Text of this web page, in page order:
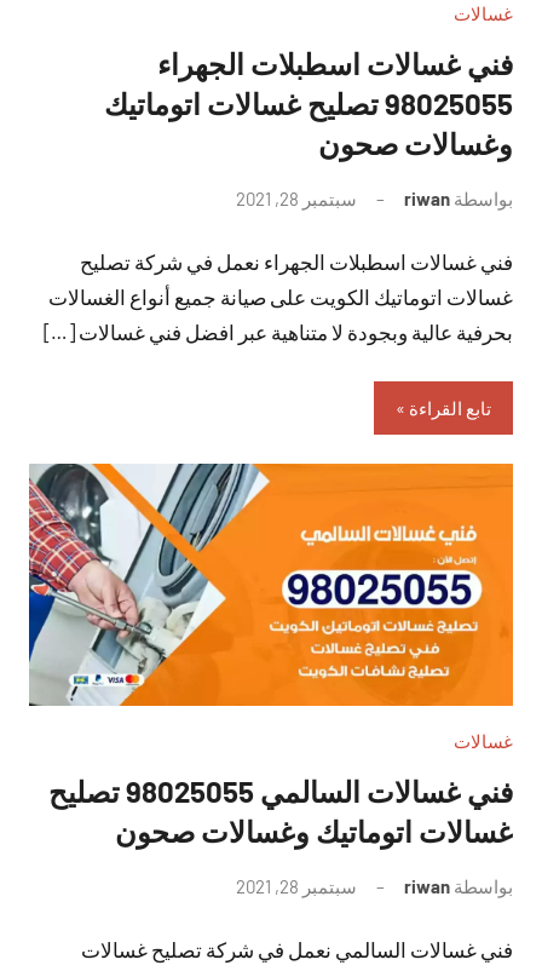
غسالات
فني غسالات اسطبلات الجهراء
98025055 تصليح غسالات اتوماتيك
وغسالات صحون
بواسطة riwan سبتمبر 28, 2021
تعليقات
فني غسالات اسطبلات الجهراء نعمل في شركة تصليح
غسالات اتوماتيك الكويت على صيانة جميع أنواع الغسالات
بحرفية عالية وبجودة لا متناهية عبر افضل فني غسالات […]
تابع القراءة
غسالات
فني غسالات السالمي 98025055 تصليح
غسالات اتوماتيك وغسالات صحون
بواسطة riwan سبتمبر 28, 2021
تعليقات
فني غسالات السالمي نعمل في شركة تصليح غسالات